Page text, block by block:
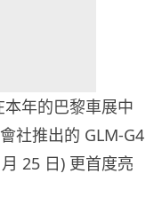
年的巴黎車展中
社推出的 GLM-G4
25 日) 更首度亮